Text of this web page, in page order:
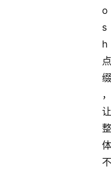
o
s
h
点
缀
，
让
整
体
不